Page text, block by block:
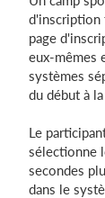
d'inscription
page
eux-mêmes
systèmes
du début à
Le
sélectionne
secondes
dans le